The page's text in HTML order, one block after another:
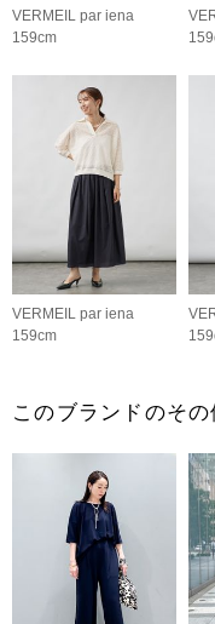
VERMEIL par iena
159cm
VERMEIL par iena
159cm
このブランドのそ